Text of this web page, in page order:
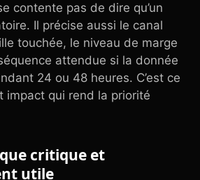
contente pas de dire qu’un
Il précise aussi le canal
touchée, le niveau de marge
attendue si la donnée
24 ou 48 heures. C’est ce
impact qui rend la priorité
critique et
utile